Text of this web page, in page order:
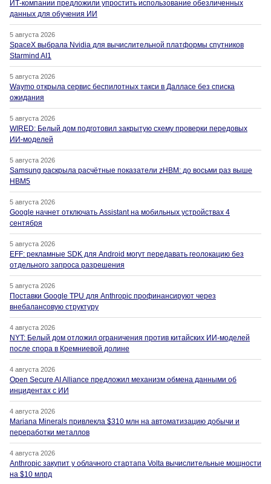
ИТ-компании предложили упростить использование обезличенных
данных для обучения ИИ
5 августа 2026
SpaceX выбрала Nvidia для вычислительной платформы спутников
Starmind AI1
5 августа 2026
Waymo открыла сервис беспилотных такси в Далласе без списка
ожидания
5 августа 2026
WIRED: Белый дом подготовил закрытую схему проверки передовых
ИИ-моделей
5 августа 2026
Samsung раскрыла расчётные показатели zHBM: до восьми раз выше
HBM5
5 августа 2026
Google начнет отключать Assistant на мобильных устройствах 4
сентября
5 августа 2026
EFF: рекламные SDK для Android могут передавать геолокацию без
отдельного запроса разрешения
5 августа 2026
Поставки Google TPU для Anthropic профинансируют через
внебалансовую структуру
4 августа 2026
NYT: Белый дом отложил ограничения против китайских ИИ-моделей
после спора в Кремниевой долине
4 августа 2026
Open Secure AI Alliance предложил механизм обмена данными об
инцидентах с ИИ
4 августа 2026
Mariana Minerals привлекла $310 млн на автоматизацию добычи и
переработки металлов
4 августа 2026
Anthropic закупит у облачного стартапа Volta вычислительные мощности
на $10 млрд